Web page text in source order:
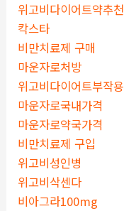
위고비다이어트약추천
칵스타
비만치료제 구매
마운자로처방
위고비다이어트부작용
마운자로국내가격
마운자로약국가격
비만치료제 구입
위고비성인병
위고비삭센다
비아그라100mg